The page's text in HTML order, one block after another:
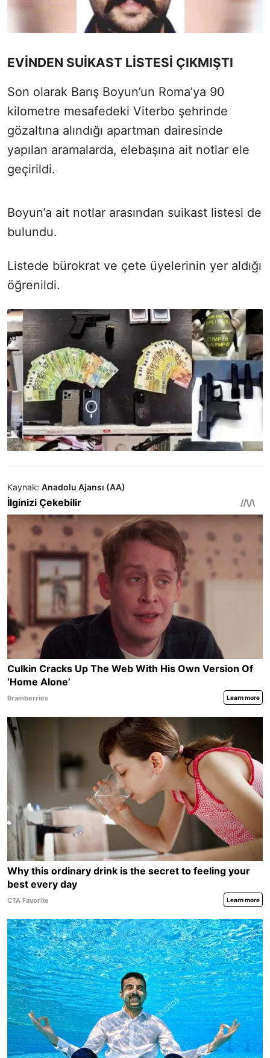
EVİNDEN SUİKAST LİSTESİ ÇIKMIŞTI
Son olarak Barış Boyun’un Roma’ya 90
kilometre mesafedeki Viterbo şehrinde
gözaltına alındığı apartman dairesinde
yapılan aramalarda, elebaşına ait notlar ele
geçirildi.
Boyun’a ait notlar arasından suikast listesi de
bulundu.
Listede bürokrat ve çete üyelerinin yer aldığı
öğrenildi.
Kaynak: Anadolu Ajansı (AA)